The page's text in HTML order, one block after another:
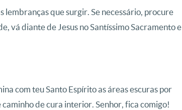
lembranças que surgir. Se necessário, procure
vá diante de Jesus no Santíssimo Sacramento e
com teu Santo Espírito as áreas escuras por
caminho de cura interior. Senhor, fica comigo!